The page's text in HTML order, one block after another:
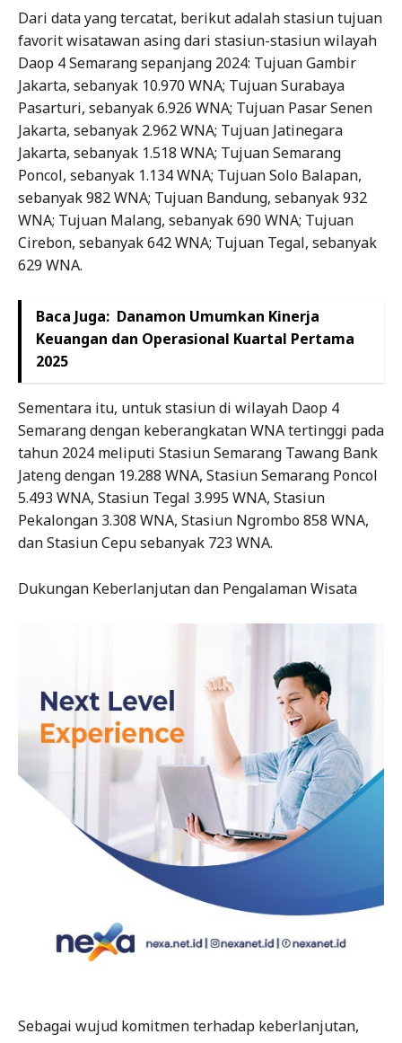
Dari data yang tercatat, berikut adalah stasiun tujuan
favorit wisatawan asing dari stasiun-stasiun wilayah
Daop 4 Semarang sepanjang 2024: Tujuan Gambir
Jakarta, sebanyak 10.970 WNA; Tujuan Surabaya
Pasarturi, sebanyak 6.926 WNA; Tujuan Pasar Senen
Jakarta, sebanyak 2.962 WNA; Tujuan Jatinegara
Jakarta, sebanyak 1.518 WNA; Tujuan Semarang
Poncol, sebanyak 1.134 WNA; Tujuan Solo Balapan,
sebanyak 982 WNA; Tujuan Bandung, sebanyak 932
WNA; Tujuan Malang, sebanyak 690 WNA; Tujuan
Cirebon, sebanyak 642 WNA; Tujuan Tegal, sebanyak
629 WNA.
Baca Juga: Danamon Umumkan Kinerja
Keuangan dan Operasional Kuartal Pertama
2025
Sementara itu, untuk stasiun di wilayah Daop 4
Semarang dengan keberangkatan WNA tertinggi pada
tahun 2024 meliputi Stasiun Semarang Tawang Bank
Jateng dengan 19.288 WNA, Stasiun Semarang Poncol
5.493 WNA, Stasiun Tegal 3.995 WNA, Stasiun
Pekalongan 3.308 WNA, Stasiun Ngrombo 858 WNA,
dan Stasiun Cepu sebanyak 723 WNA.
Dukungan Keberlanjutan dan Pengalaman Wisata
Sebagai wujud komitmen terhadap keberlanjutan,